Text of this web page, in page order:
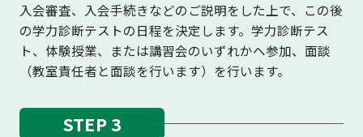
入会審査、入会手続きなどのご説明をした上で、この後
の学力診断テストの日程を決定します。学力診断テス
ト、体験授業、または講習会のいずれかへ参加、面談
（教室責任者と面談を行います）を行います。
STEP 3